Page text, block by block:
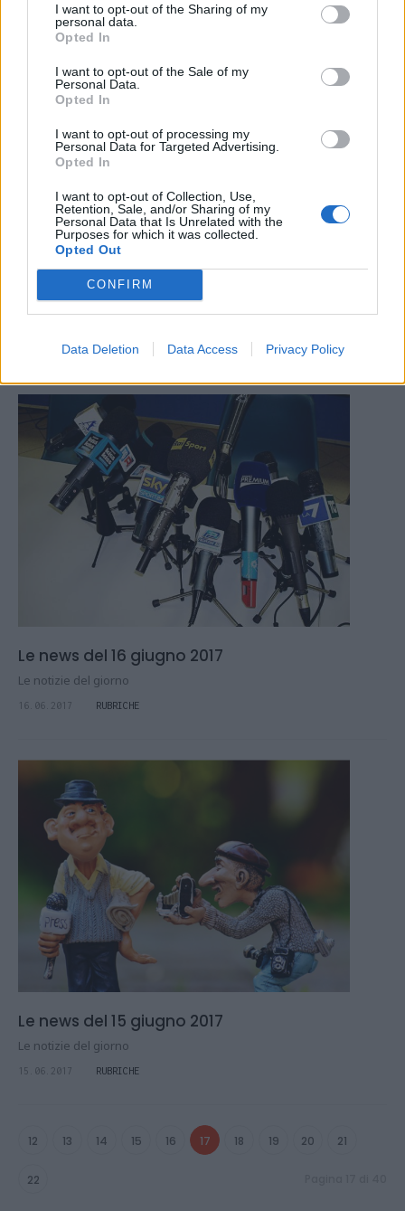
I want to opt-out of the Sharing of my
personal data.
Opted In
I want to opt-out of the Sale of my
Personal Data.
Opted In
I want to opt-out of processing my
Personal Data for Targeted Advertising.
Opted In
I want to opt-out of Collection, Use,
Retention, Sale, and/or Sharing of my
Personal Data that Is Unrelated with the
Purposes for which it was collected.
Opted Out
CONFIRM
Data Deletion Data Access Privacy Policy
Le news del 17 giugno 2017
Le notizie del giorno
Le news del 16 giugno 2017
Le notizie del giorno
16.06.2017 RUBRICHE
Le news del 15 giugno 2017
Le notizie del giorno
15.06.2017 RUBRICHE
12 13 14 15 16 17 18 19 20 21
22